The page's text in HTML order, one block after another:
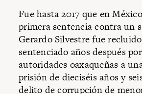
Fue hasta 2017 que en
primera sentencia contra un
Gerardo Silvestre fue
sentenciado años después
autoridades oaxaqueñas a
prisión de dieciséis años y
delito de corrupción de